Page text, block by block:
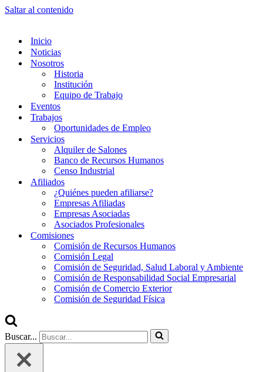
Saltar al contenido
Inicio
Noticias
Nosotros
Historia
Institución
Equipo de Trabajo
Eventos
Trabajos
Oportunidades de Empleo
Servicios
Alquiler de Salones
Banco de Recursos Humanos
Censo Industrial
Afiliados
¿Quiénes pueden afiliarse?
Empresas Afiliadas
Empresas Asociadas
Asociados Profesionales
Comisiones
Comisión de Recursos Humanos
Comisión Legal
Comisión de Seguridad, Salud Laboral y Ambiente
Comisión de Responsabilidad Social Empresarial
Comisión de Comercio Exterior
Comisión de Seguridad Física
Buscar...